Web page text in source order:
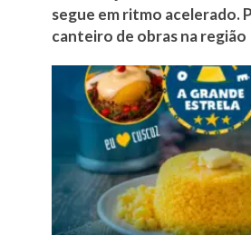
segue em ritmo acelerado.
canteiro de obras na região